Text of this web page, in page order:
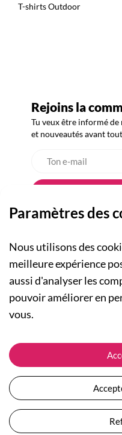
T-shirts Outdoor
Rejoins la
Tu veux être informé de
et nouveautés avant
A PROPOS
Qui sommes-
Actualités
Nos
Plan du site
Devenir
NOS
Collection Femme
Collection
Les Totebags
Nos différents
ASSISTANCE
Suivre ma
Expédition et
Retour et
Moyens de
Questions /
Conditions générales de vente
Paramètres des
Nous utilisons des
meilleure expérience
aussi d'analyser les
pouvoir améliorer en
vous.